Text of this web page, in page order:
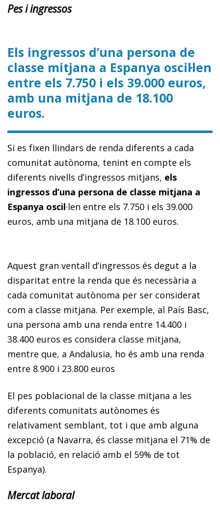
Pes i ingressos
Els ingressos d’una persona de
classe mitjana a Espanya oscil·len
entre els 7.750 i els 39.000 euros,
amb una mitjana de 18.100
euros.
Si es fixen llindars de renda diferents a cada
comunitat autònoma, tenint en compte els
diferents nivells d’ingressos mitjans, els
ingressos d’una persona de classe mitjana a
Espanya oscil·len entre els 7.750 i els 39.000
euros, amb una mitjana de 18.100 euros.
Aquest gran ventall d’ingressos és degut a la
disparitat entre la renda que és necessària a
cada comunitat autònoma per ser considerat
com a classe mitjana. Per exemple, al País Basc,
una persona amb una renda entre 14.400 i
38.400 euros es considera classe mitjana,
mentre que, a Andalusia, ho és amb una renda
entre 8.900 i 23.800 euros
El pes poblacional de la classe mitjana a les
diferents comunitats autònomes és
relativament semblant, tot i que amb alguna
excepció (a Navarra, és classe mitjana el 71% de
la població, en relació amb el 59% de tot
Espanya).
Mercat laboral